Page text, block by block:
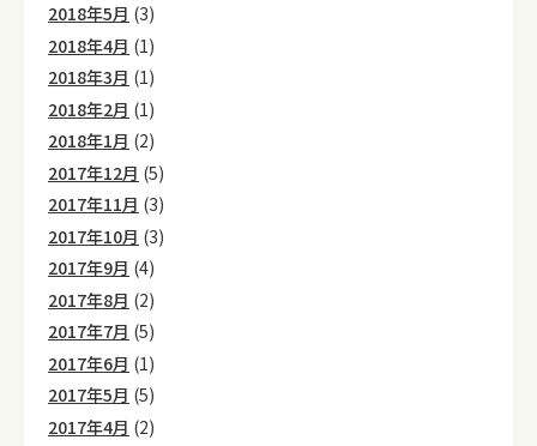
2018年5月 (3)
2018年4月 (1)
2018年3月 (1)
2018年2月 (1)
2018年1月 (2)
2017年12月 (5)
2017年11月 (3)
2017年10月 (3)
2017年9月 (4)
2017年8月 (2)
2017年7月 (5)
2017年6月 (1)
2017年5月 (5)
2017年4月 (2)